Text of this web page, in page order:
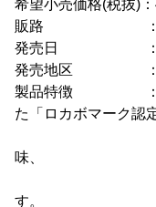
希望小売価格(税抜)
販路 ：量販店
発売日 ：
発売地区 ：
製品特徴 ：糖質
た「ロカボマーク認
気分に合わ
味、
“パンチ系”
す。